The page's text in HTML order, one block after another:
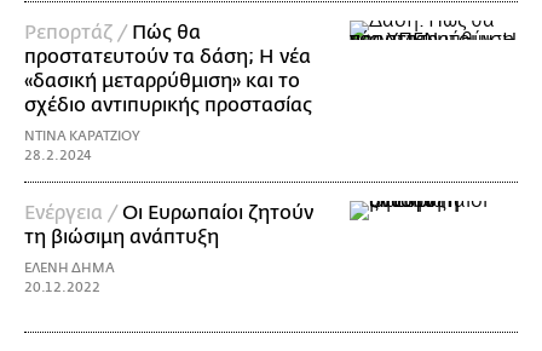
Ρεπορτάζ / Πώς θα
προστατευτούν τα δάση; Η νέα
«δασική μεταρρύθμιση» και το
σχέδιο αντιπυρικής προστασίας
ΝΤΙΝΑ ΚΑΡΑΤΖΙΟΥ
28.2.2024
Ενέργεια / Οι Ευρωπαίοι ζητούν
τη βιώσιμη ανάπτυξη
ΕΛΕΝΗ ΔΗΜΑ
20.12.2022